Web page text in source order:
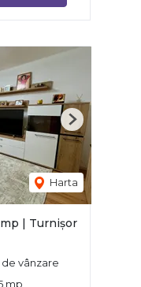
Harta
Next
| Turnișor
vânzare
mp